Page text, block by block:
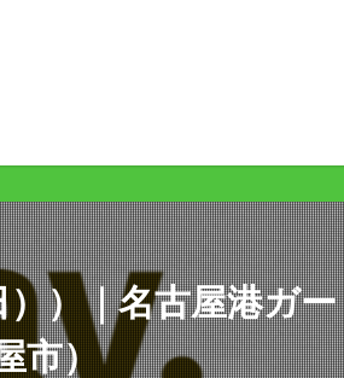
）｜名古屋港ガー
市）